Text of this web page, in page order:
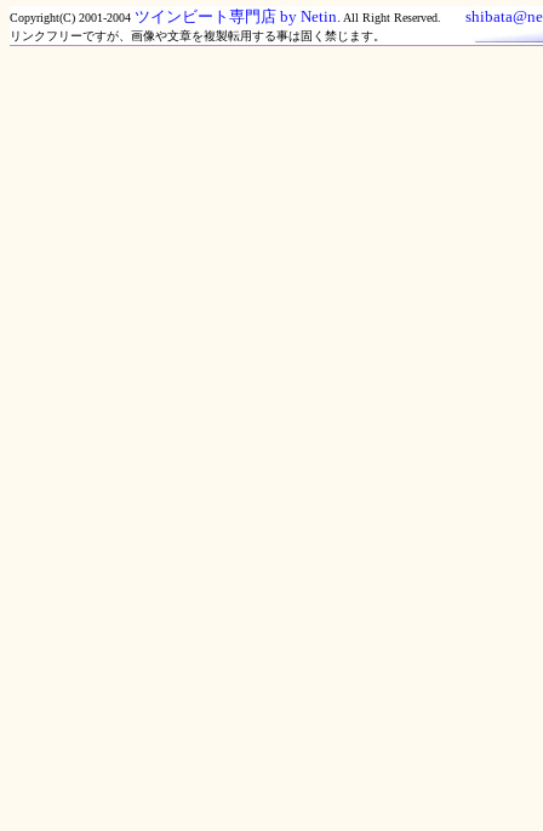
Copyright(C) 2001-2004 ツインビート専門店 by Netin. All Right Reserved.
リンクフリーですが、画像や文章を複製転用する事は固く禁じます。